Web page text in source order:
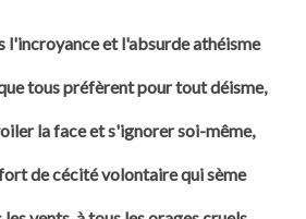
l'incroyance et l'absurde athéisme
tous préfèrent pour tout déisme,
la face et s'ignorer soi-même,
de cécité volontaire qui sème